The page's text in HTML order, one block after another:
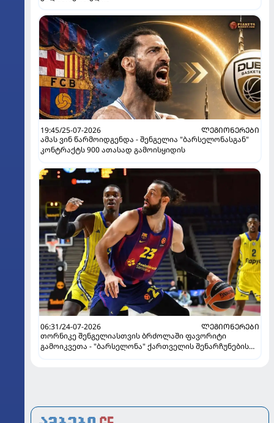
19:45/25-07-2026
ᲚᲔᲒᲘᲝᲜᲔᲠᲔᲑᲘ
ამას ვინ წარმოიდგენდა - შენგელია "ბარსელონასგან"
კონტრაქტს 900 ათასად გამოისყიდის
06:31/24-07-2026
ᲚᲔᲒᲘᲝᲜᲔᲠᲔᲑᲘ
თორნიკე შენგელიასთვის ბრძოლაში ფავორიტი
გამოიკვეთა - "ბარსელონა" ქართველის შენარჩუნების